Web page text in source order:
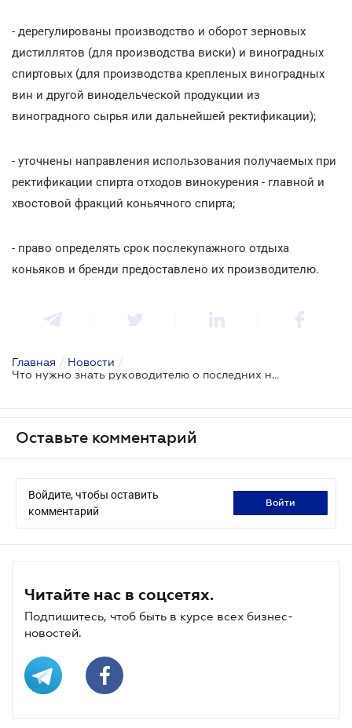
- дерегулированы производство и оборот зерновых
дистиллятов (для производства виски) и виноградных
спиртовых (для производства крепленых виноградных
вин и другой винодельческой продукции из
виноградного сырья или дальнейшей ректификации);
- уточнены направления использования получаемых при
ректификации спирта отходов винокурения - главной и
хвостовой фракций коньячного спирта;
- право определять срок послекупажного отдыха
коньяков и бренди предоставлено их производителю.
Главная / Новости /
Что нужно знать руководителю о последних налоговых новациях
Оставьте комментарий
Войдите, чтобы оставить
комментарий
войти
Читайте нас в соцсетях.
Подпишитесь, чтоб быть в курсе всех бизнес-
новостей.